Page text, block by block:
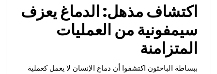
اكتشاف مذهل: الدماغ يعزف
سيمفونية من العمليات
المتزامنة
ببساطة الباحثون اكتشفوا أن دماغ الإنسان لا يعمل كعملية